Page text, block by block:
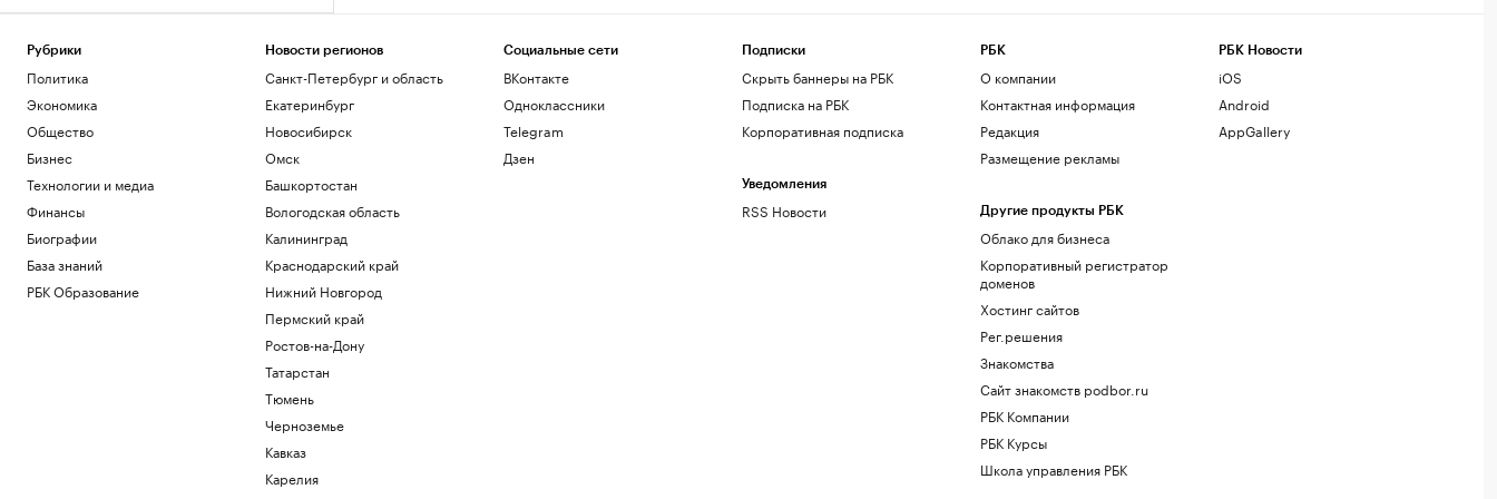
Рубрики
Политика
Экономика
Общество
Бизнес
Технологии и медиа
Финансы
Биографии
База знаний
РБК Образование
Новости регионов
Санкт-Петербург и область
Екатеринбург
Новосибирск
Омск
Башкортостан
Вологодская область
Калининград
Краснодарский край
Нижний Новгород
Пермский край
Ростов-на-Дону
Татарстан
Тюмень
Черноземье
Кавказ
Карелия
Социальные сети
ВКонтакте
Одноклассники
Telegram
Дзен
Подписки
Скрыть баннеры на РБК
Подписка на РБК
Корпоративная подписка
Уведомления
RSS Новости
РБК
О компании
Контактная информация
Редакция
Размещение рекламы
Другие продукты РБК
Облако для бизнеса
Корпоративный регистратор
доменов
Хостинг сайтов
Рег.решения
Знакомства
Сайт знакомств podbor.ru
РБК Компании
РБК Курсы
Школа управления РБК
РБК Новости
iOS
Android
AppGallery